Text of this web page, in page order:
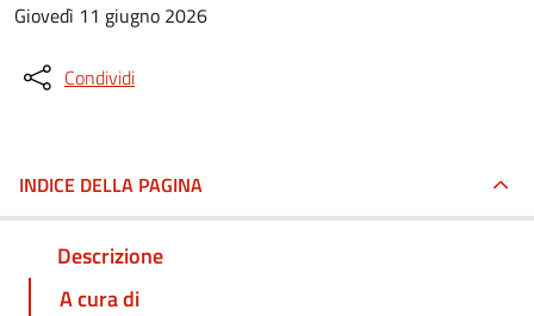
Giovedì 11 giugno 2026
Condividi
INDICE DELLA PAGINA
Descrizione
A cura di